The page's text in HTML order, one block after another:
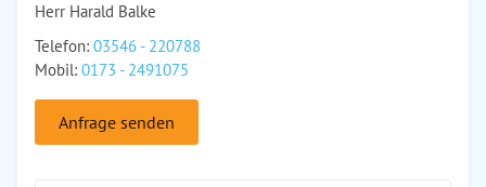
Herr Harald Balke
Telefon: 03546 - 220788
Mobil: 0173 - 2491075
Anfrage senden